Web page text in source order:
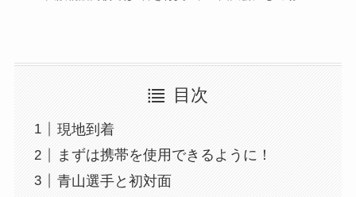
目次
現地到着
まずは携帯を使用できるように！
青山選手と初対面